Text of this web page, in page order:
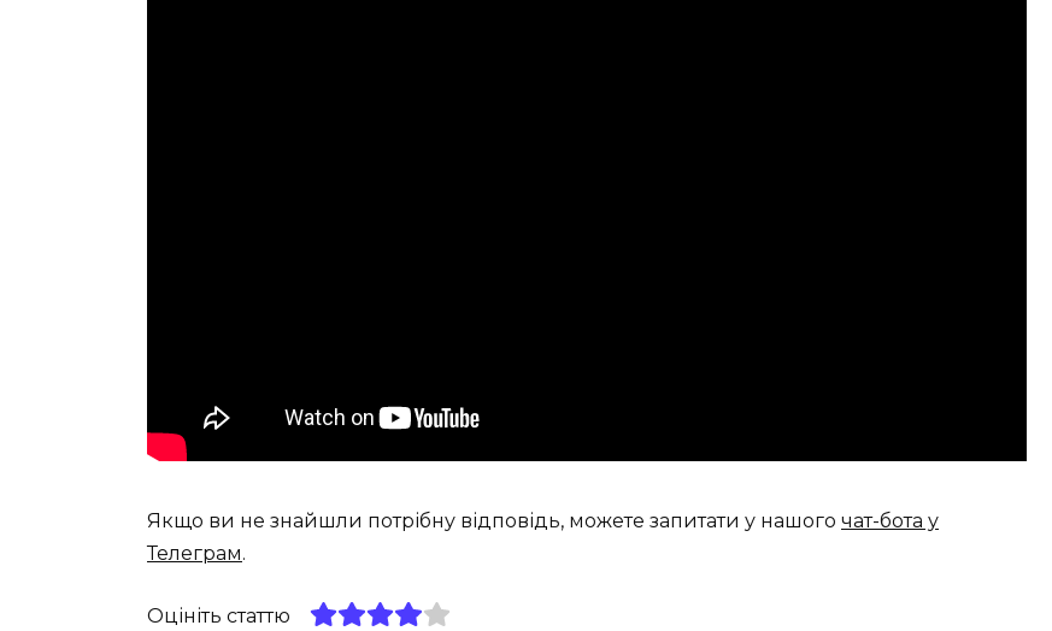
Якщо ви не знайшли потрібну відповідь, можете запитати у нашого чат-бота у
Телеграм.
Оцініть статтю